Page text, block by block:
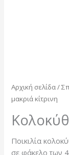
Αρχική σελίδα/
μακριά κίτρινη
Ποικιλία
σε φάκελο των